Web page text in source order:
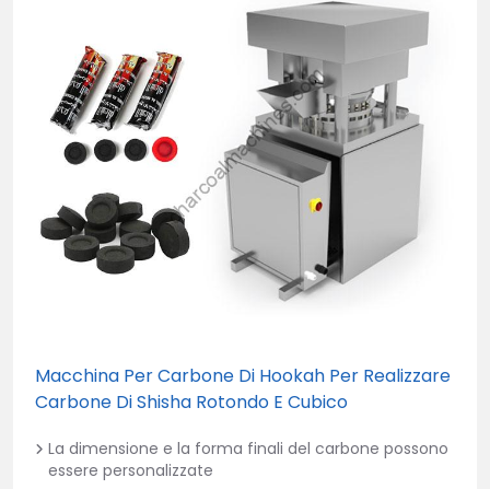
Macchina Per Carbone Di Hookah Per Realizzare
Carbone Di Shisha Rotondo E Cubico
La dimensione e la forma finali del carbone possono
essere personalizzate